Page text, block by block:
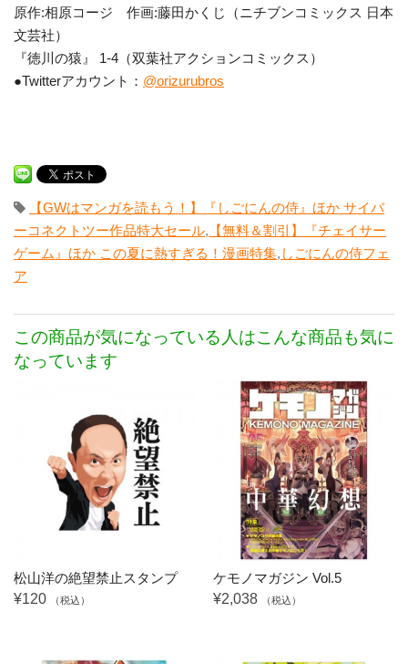
原作:相原コージ 作画:藤田かくじ（ニチブンコミックス 日本
文芸社）
『徳川の猿』 1-4（双葉社アクションコミックス）
●Twitterアカウント： @orizurubros
【GWはマンガを読もう！】『しごにんの侍』ほか サイバ
ーコネクトツー作品特大セール, 【無料＆割引】『チェイサー
ゲーム』ほか この夏に熱すぎる！漫画特集, しごにんの侍フェ
ア
この商品が気になっている人はこんな商品も気に
なっています
松山洋の絶望禁止スタンプ
¥120
（税込）
ケモノマガジン Vol.5
¥2,038
（税込）